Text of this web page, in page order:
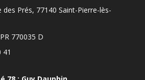
des Prés, 77140 Saint-Pierre-lès-
770035 D
41